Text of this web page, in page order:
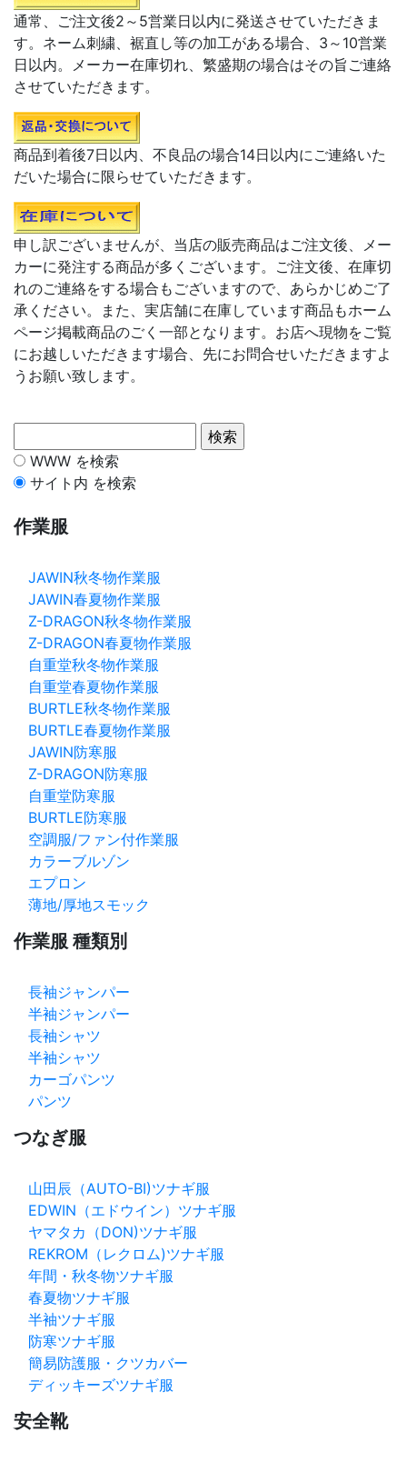
通常、ご注文後2～5営業日以内に発送させていただきま
す。ネーム刺繍、裾直し等の加工がある場合、3～10営業
日以内。メーカー在庫切れ、繁盛期の場合はその旨ご連絡
させていただきます。
商品到着後7日以内、不良品の場合14日以内にご連絡いた
だいた場合に限らせていただきます。
申し訳ございませんが、当店の販売商品はご注文後、メー
カーに発注する商品が多くございます。ご注文後、在庫切
れのご連絡をする場合もございますので、あらかじめご了
承ください。また、実店舗に在庫しています商品もホーム
ページ掲載商品のごく一部となります。お店へ現物をご覧
にお越しいただきます場合、先にお問合せいただきますよ
うお願い致します。
WWW を検索
サイト内 を検索
作業服
JAWIN秋冬物作業服
JAWIN春夏物作業服
Z-DRAGON秋冬物作業服
Z-DRAGON春夏物作業服
自重堂秋冬物作業服
自重堂春夏物作業服
BURTLE秋冬物作業服
BURTLE春夏物作業服
JAWIN防寒服
Z-DRAGON防寒服
自重堂防寒服
BURTLE防寒服
空調服/ファン付作業服
カラーブルゾン
エプロン
薄地/厚地スモック
作業服 種類別
長袖ジャンパー
半袖ジャンパー
長袖シャツ
半袖シャツ
カーゴパンツ
パンツ
つなぎ服
山田辰（AUTO-BI)ツナギ服
EDWIN（エドウイン）ツナギ服
ヤマタカ（DON)ツナギ服
REKROM（レクロム)ツナギ服
年間・秋冬物ツナギ服
春夏物ツナギ服
半袖ツナギ服
防寒ツナギ服
簡易防護服・クツカバー
ディッキーズツナギ服
安全靴